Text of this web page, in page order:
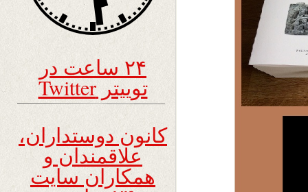
۲۴ ساعت در
توییتر Twitter
کانون دوستداران،
علاقمندان و
همکاران سایت